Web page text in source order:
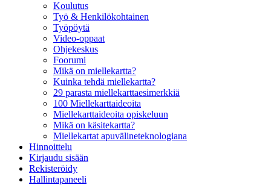
Koulutus
Työ & Henkilökohtainen
Työpöytä
Video-oppaat
Ohjekeskus
Foorumi
Mikä on miellekartta?
Kuinka tehdä miellekartta?
29 parasta miellekarttaesimerkkiä
100 Miellekarttaideoita
Miellekarttaideoita opiskeluun
Mikä on käsitekartta?
Miellekartat apuvälineteknologiana
Hinnoittelu
Kirjaudu sisään
Rekisteröidy
Hallintapaneeli